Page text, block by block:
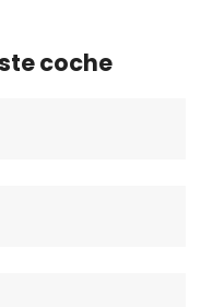
coche